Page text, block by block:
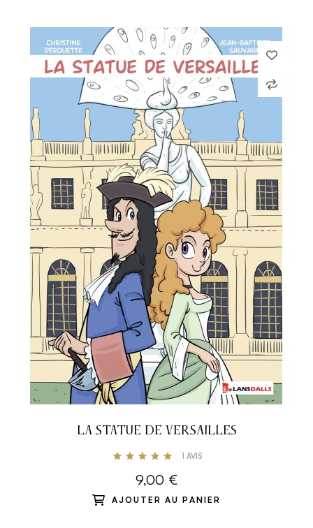
LA STATUE DE VERSAILLES
1 AVIS
9,00 €
AJOUTER AU PANIER